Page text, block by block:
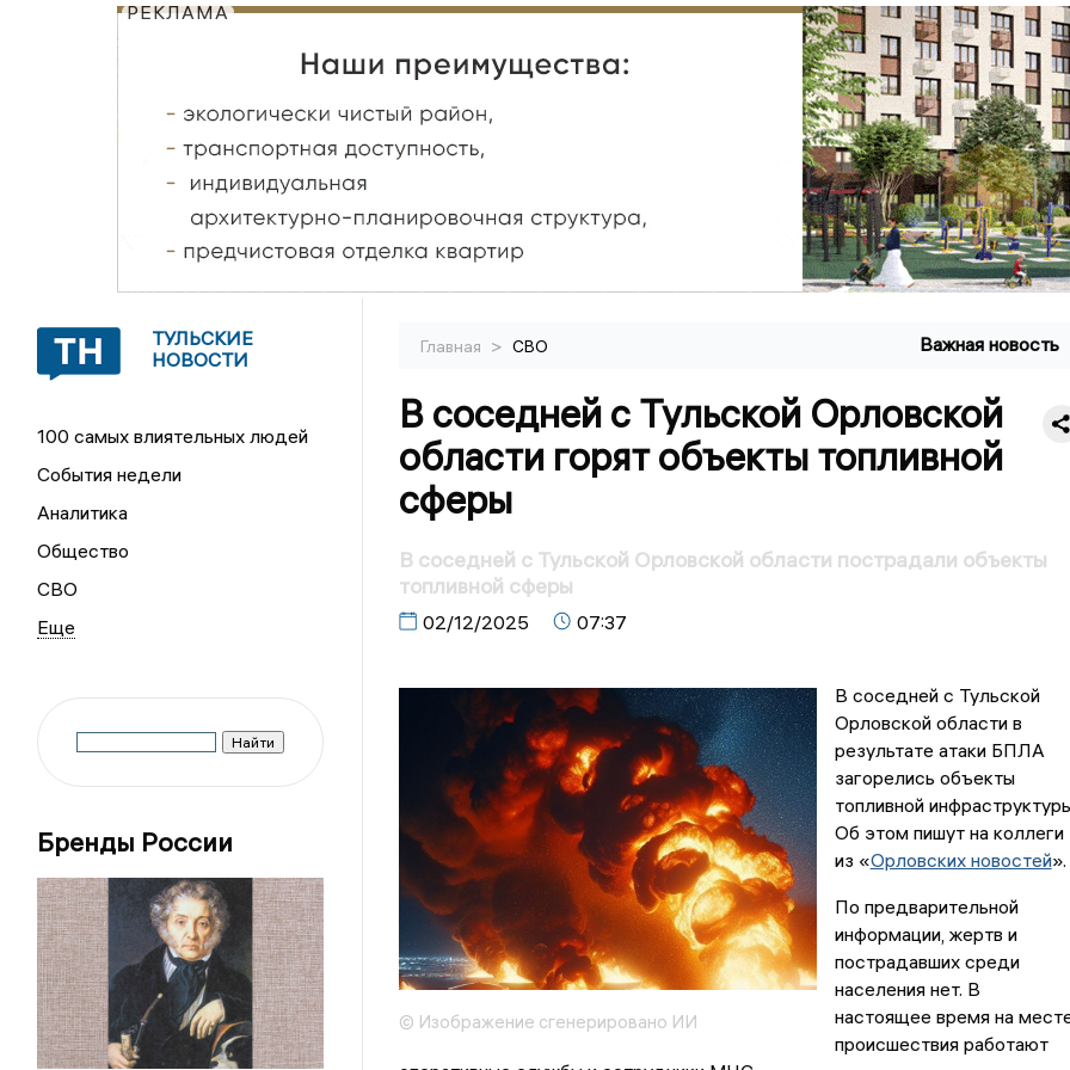
РЕКЛАМА
ТУЛЬСКИЕ
НОВОСТИ
100 самых влиятельных людей
События недели
Аналитика
Общество
СВО
Бренды России
Главная > СВО Важная новость
В соседней с Тульской Орловской
области горят объекты топливной
сферы
В соседней с Тульской Орловской области пострадали объекты
топливной сферы
02/12/2025 07:37
© Изображение сгенерировано ИИ
В соседней с Тульской
Орловской области в
результате атаки БПЛА
загорелись объекты
топливной
Об этом пишут на коллеги
из «Орловских новостей».
По предварительной
информации, жертв и
пострадавших среди
населения нет. В
настоящее время на
происшествия работают